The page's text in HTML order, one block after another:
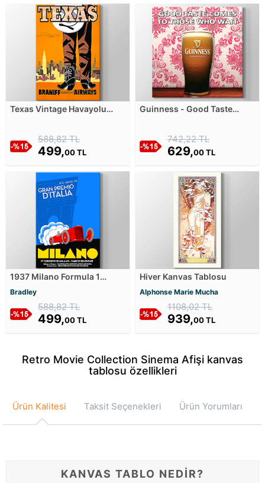
Texas Vintage Havayolu
588,82 TL
499,00 TL
Guinness - Good Taste
742,22 TL
629,00 TL
1937 Milano Formula 1
Tablosu
Bradley
588,82 TL
499,00 TL
Hiver Kanvas Tablosu
Alphonse Marie Mucha
1108,02 TL
939,00 TL
Retro Movie Collection Sinema Afişi kanvas
tablosu özellikleri
Ürün Kalitesi Taksit Seçenekleri Ürün Yorumları
KANVAS TABLO NEDİR?